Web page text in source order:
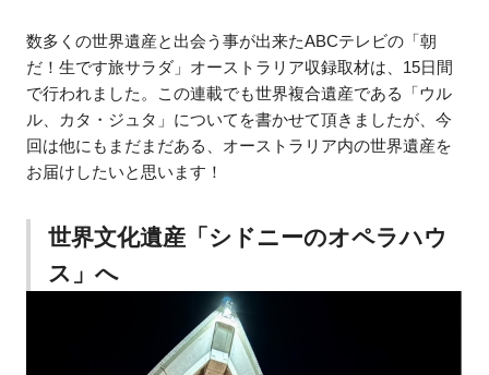
数多くの世界遺産と出会う事が出来たABCテレビの「朝
だ！生です旅サラダ」オーストラリア収録取材は、15日間
で行われました。この連載でも世界複合遺産である「ウル
ル、カタ・ジュタ」についてを書かせて頂きましたが、今
回は他にもまだまだある、オーストラリア内の世界遺産を
お届けしたいと思います！
世界文化遺産「シドニーのオペラハウ
ス」へ